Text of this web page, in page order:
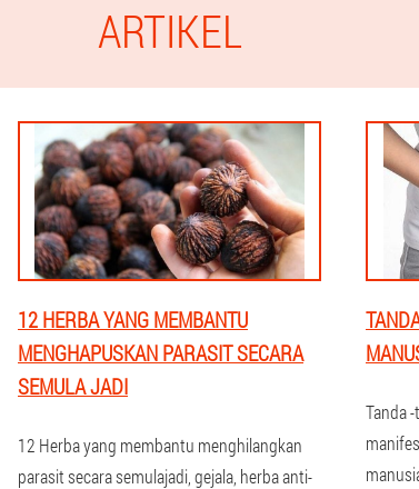
ARTIKEL
12 HERBA YANG MEMBANTU
MENGHAPUSKAN PARASIT SECARA
SEMULA JADI
12 Herba yang membantu menghilangkan
parasit secara semulajadi, gejala, herba anti-
Tanda